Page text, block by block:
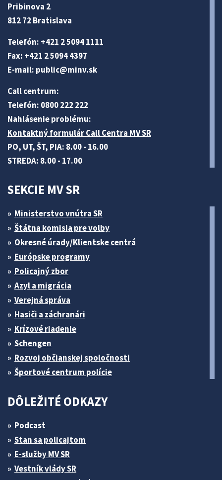
Pribinova 2
812 72 Bratislava
Telefón: +421 2 5094 1111
Fax: +421 2 5094 4397
E-mail: public@minv.sk
Call centrum:
Telefón: 0800 222 222
Nahlásenie problému:
Kontaktný formulár Call Centra MV SR
PO, UT, ŠT, PIA: 8.00 - 16.00
STREDA: 8.00 - 17.00
SEKCIE MV SR
Ministerstvo vnútra SR
Štátna komisia pre volby
Okresné úrady/Klientske centrá
Európske programy
Policajný zbor
Azyl a migrácia
Verejná správa
Hasiči a záchranári
Krízové riadenie
Schengen
Rozvoj občianskej spoločnosti
Športové centrum polície
DÔLEŽITÉ ODKAZY
Podcast
Stan sa policajtom
E-služby MV SR
Vestník vlády SR